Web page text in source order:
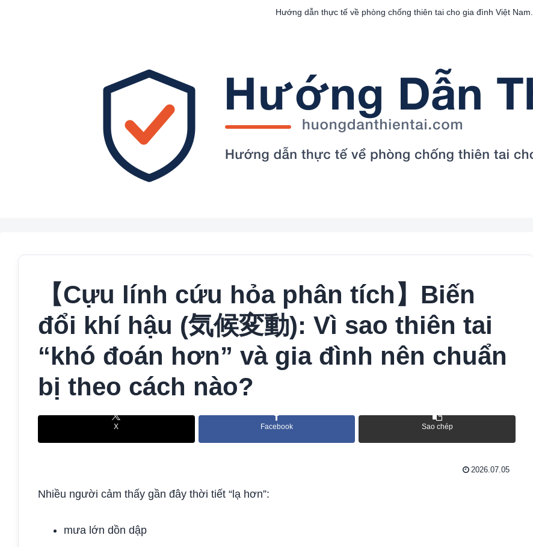
Hướng dẫn thực tế về phòng chống thiên tai cho gia đình Việt Nam.
【Cựu lính cứu hỏa phân tích】Biến
đổi khí hậu (気候変動): Vì sao thiên tai
“khó đoán hơn” và gia đình nên chuẩn
bị theo cách nào?
X Facebook Sao chép
2026.07.05
Nhiều người cảm thấy gần đây thời tiết “lạ hơn”:
mưa lớn dồn dập